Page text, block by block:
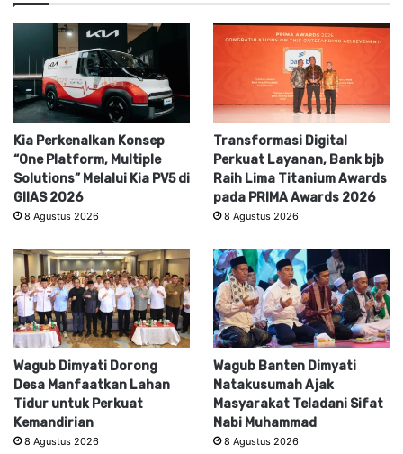
Kia Perkenalkan Konsep
“One Platform, Multiple
Solutions” Melalui Kia PV5 di
GIIAS 2026
8 Agustus 2026
Transformasi Digital
Perkuat Layanan, Bank bjb
Raih Lima Titanium Awards
pada PRIMA Awards 2026
8 Agustus 2026
Wagub Dimyati Dorong
Desa Manfaatkan Lahan
Tidur untuk Perkuat
Kemandirian
8 Agustus 2026
Wagub Banten Dimyati
Natakusumah Ajak
Masyarakat Teladani Sifat
Nabi Muhammad
8 Agustus 2026